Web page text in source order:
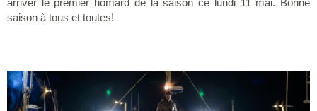
saison à tous et toutes!